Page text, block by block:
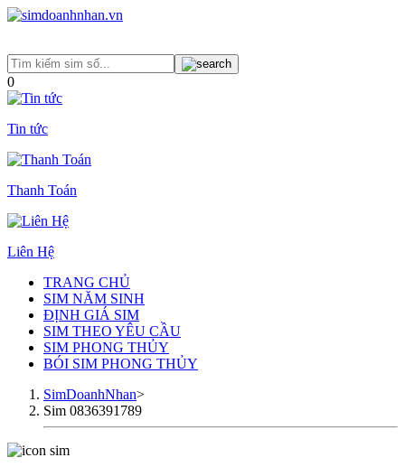
0
Tin tức
Thanh Toán
Liên Hệ
TRANG CHỦ
SIM NĂM SINH
ĐỊNH GIÁ SIM
SIM THEO YÊU CẦU
SIM PHONG THỦY
BÓI SIM PHONG THỦY
SimDoanhNhan>
Sim 0836391789